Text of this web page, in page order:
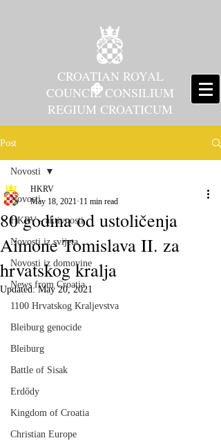
CROATIAN ROYAL
COUNCIL CONSILIUM
REGIUM CROATICUM
Post
Novosti
HKRV - aktivnosti
Novosti iz svijeta
Novosti iz domovine
News from Croatia
1100 Hrvatskog Kraljevstva
Bleiburg genocide
Bleiburg
Battle of Sisak
Erdődy
Kingdom of Croatia
Christian Europe
Novosti
80 godina od ustoličenja
Aimone Tomislava II. za
hrvatskog kralja
HKRV
May 18, 2021 11 min read
Updated:May 20, 2021